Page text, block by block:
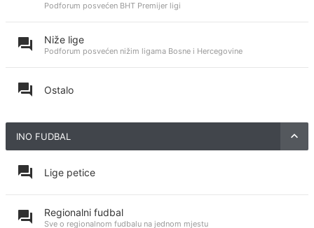
Podforum posvećen BHT Premijer ligi
Niže lige
Podforum posvećen nižim ligama Bosne i Hercegovine
Ostalo
INO FUDBAL
Lige petice
Regionalni fudbal
Sve o regionalnom fudbalu na jednom mjestu